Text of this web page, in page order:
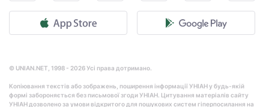
© UNIAN.NET, 1998 - 2026 Усі права дотримано.
Копіювання текстів або зображень, поширення інформації УНІАН у будь-якій
формі забороняється без письмової згоди УНІАН. Цитування матеріалів сайту
УНІАН дозволено за умови відкритого для пошукових систем гіперпосилання на